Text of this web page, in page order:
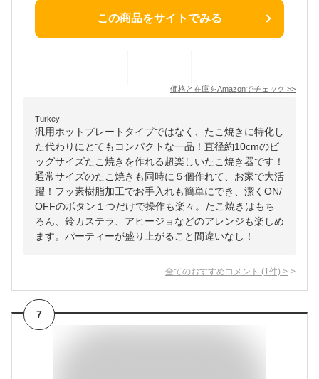
この商品をサイトでみる
価格と在庫をAmazonでチェック >>
Turkey
汎用ホットプレートタイプではなく、たこ焼きに特化し
た代わりにとてもコンパクトな一品！直径約10cmのビ
ッグサイズたこ焼きを作れる超楽しいたこ焼き器です！
通常サイズのたこ焼きも同時に５個作れて、お家で大活
躍！フッ素樹脂加工でお手入れも簡単にでき、潔くON/
OFFのボタン１つだけで操作も楽々。たこ焼きはもち
ろん、鈴カステラ、アヒージョなどのアレンジも楽しめ
ます。パーティーが盛り上がること間違いなし！
全てのおすすめコメント (1 件) >
7